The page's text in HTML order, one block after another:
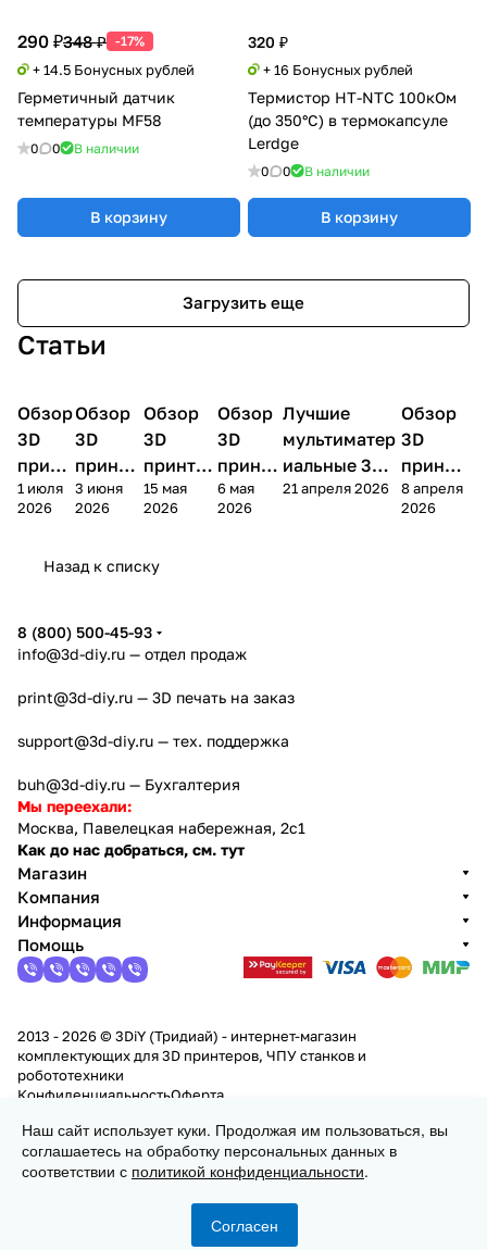
290 ₽348 ₽ -17%
+ 14.5 Бонусных рублей
Герметичный датчик
температуры MF58
0 0 В наличии
В корзину
320 ₽
+ 16 Бонусных рублей
Термистор HT-NTC 100кОм
(до 350°C) в термокапсуле
Lerdge
0 0 В наличии
В корзину
Загрузить еще
Статьи
3D
принтеры
Обзор
3D
принт
ера
Bamb
1 июля
2026
3D
принтеры
Обзор
3D
принте
ра
Anycubi
4
3 июня
2026
3D
принтеры
Обзор
3D
принтер
а
FlashFo
Creator
15 мая
2026
3D
принтеры
Обзор
3D
принте
ра
Bambu
6 мая
2026
3D принтеры
Лучшие
мультиматер
иальные 3D
принтеры на
21 апреля 2026
3D
Обзор
3D
принте
ра
FlashF
8 апреля
2026
Назад к списку
В корзину
Корзина Избранные
8 (800) 500-45-93
info@3d-diy.ru — отдел продаж
print@3d-diy.ru — 3D печать на заказ
support@3d-diy.ru — тех. поддержка
buh@3d-diy.ru — Бухгалтерия
Мы переехали:
Москва, Павелецкая набережная, 2с1
Как до нас добраться, см. тут
Магазин
Компания
Информация
Помощь
2013 - 2026 © 3DiY (Тридиай) - интернет-магазин
комплектующих для 3D принтеров, ЧПУ станков и
робототехники
КонфиденциальностьОферта
Наш сайт использует куки. Продолжая им пользоваться, вы
соглашаетесь на обработку персональных данных в
соответствии с политикой конфиденциальности.
Согласен